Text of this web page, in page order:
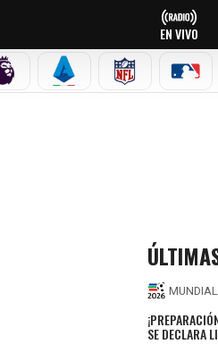
EN VIVO
PREMIER LEAGUE
SERIE A NFL MLB
SE DECLARA